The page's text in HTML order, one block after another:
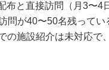
布と直接訪問（月3〜4
問が40〜50名残って
の施設紹介は未対応で